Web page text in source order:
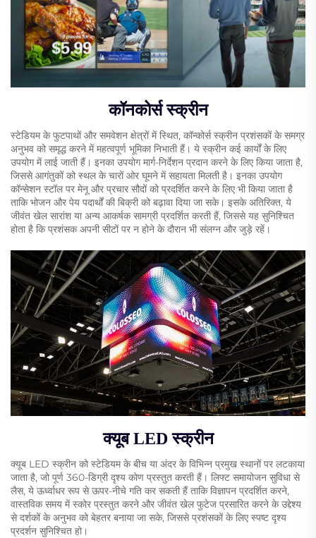
कॉनकोर्स स्क्रीन
स्टेडियम के फुटपाथों और समवेशन क्षेत्रों में स्थित, कॉन्कोर्स स्क्रीन प्रशंसकों के समग्र
अनुभव को समृद्ध करने में महत्वपूर्ण भूमिका निभाती हैं। ये स्क्रीन कई कार्यों के लिए
उपयोग में लाई जाती हैं। इनका उपयोग मार्ग-निर्देशन प्रदान करने के लिए किया जाता है,
जिससे आगंतुकों को स्थल के चारों ओर घूमने में सहायता मिलती है। इनका उपयोग
कॉन्सेशन स्टॉल पर मेनू और प्रचार सौदों को प्रदर्शित करने के लिए भी किया जाता है
ताकि भोजन और पेय पदार्थों की बिक्री को बढ़ावा दिया जा सके। इसके अतिरिक्त, ये
जीवंत खेल सारांश या अन्य आकर्षक सामग्री प्रदर्शित करती हैं, जिससे यह सुनिश्चित
होता है कि प्रशंसक अपनी सीटों पर न होने के दौरान भी संलग्न और जुड़े रहें।
क्यूब LED स्क्रीन
क्यूब LED स्क्रीन को स्टेडियम के बीच या अंदर के विभिन्न प्रमुख स्थानों पर लटकाया
जाता है, जो पूर्ण 360-डिग्री दृश्य कोण प्रस्तुत करती हैं। लिफ्ट समायोजन सुविधा से
लैस, ये ऊर्ध्वाधर रूप से ऊपर-नीचे गति कर सकती हैं ताकि विज्ञापन प्रदर्शित करने,
वास्तविक समय में स्कोर प्रस्तुत करने और जीवंत खेल फुटेज प्रसारित करने के उद्देश्य
से दर्शकों के अनुभव को बेहतर बनाया जा सके, जिससे प्रशंसकों के लिए स्पष्ट दृश्य
प्रदर्शन सुनिश्चित हो।